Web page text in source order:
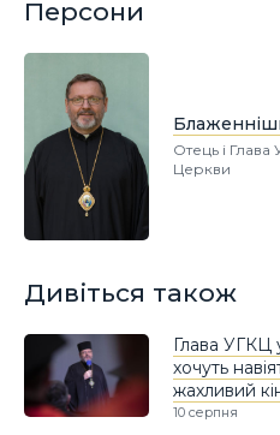
Персони
Отець і Глава
Церкви
Дивіться також
Глава УГКЦ
хочуть
жахливий
10 серпня